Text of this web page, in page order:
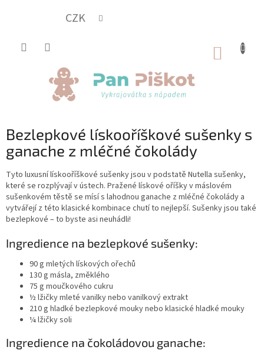
CZK
Bezlepkové lískooříškové sušenky s
ganache z mléčné čokolády
Tyto luxusní lískooříškové sušenky jsou v podstatě Nutella sušenky,
které se rozplývají v ústech. Pražené lískové oříšky v máslovém
sušenkovém těstě se mísí s lahodnou ganache z mléčné čokolády a
vytvářejí z této klasické kombinace chutí to nejlepší. Sušenky jsou také
bezlepkové – to byste asi neuhádli!
Ingredience na bezlepkové sušenky:
90 g mletých lískových ořechů
130 g másla, změklého
75 g moučkového cukru
½ lžičky mleté vanilky nebo vanilkový extrakt
210 g hladké bezlepkové mouky nebo klasické hladké mouky
¼ lžičky soli
Ingredience na čokoládovou ganache: